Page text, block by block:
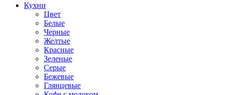
Кухни
Цвет
Белые
Черные
Желтые
Красные
Зеленые
Серые
Бежевые
Глянцевые